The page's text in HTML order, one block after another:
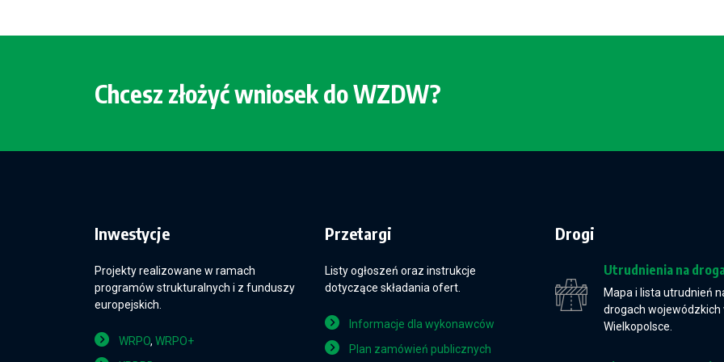
Chcesz złożyć wniosek do WZDW?
Inwestycje
Projekty realizowane w ramach
programów strukturalnych i z funduszy
europejskich.
WRPO, WRPO+
Przetargi
Listy ogłoszeń oraz instrukcje
dotyczące składania ofert.
Informacje dla wykonawców
Plan zamówień publicznych
Drogi
Utrudnienia na
Mapa i lista utrudnień
drogach wojewódzkich
Wielkopolsce.